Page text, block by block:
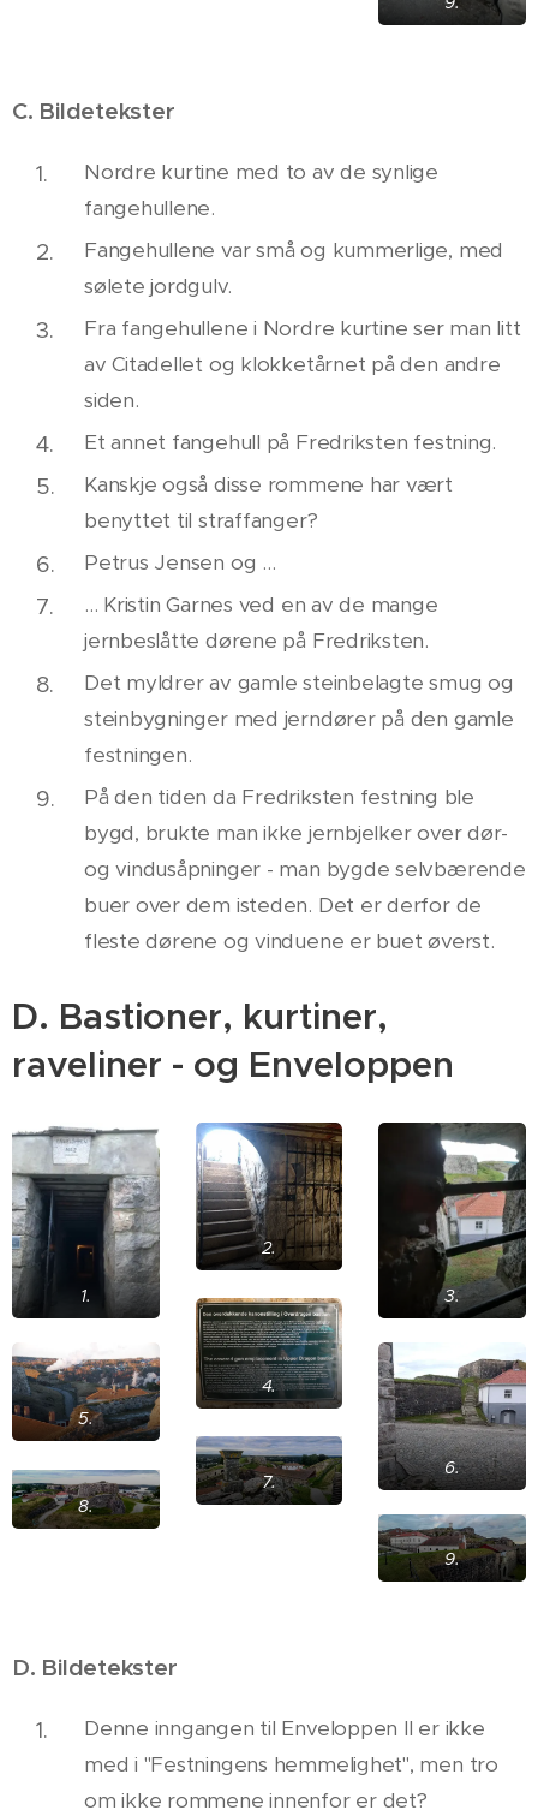
C. Bildetekster
Nordre kurtine med to av de synlige
fangehullene.
Fangehullene var små og kummerlige, med
sølete jordgulv.
Fra fangehullene i Nordre kurtine ser man litt
av Citadellet og klokketårnet på den andre
siden.
Et annet fangehull på Fredriksten festning.
Kanskje også disse rommene har vært
benyttet til straffanger?
Petrus Jensen og ...
... Kristin Garnes ved en av de mange
jernbeslåtte dørene på Fredriksten.
Det myldrer av gamle steinbelagte smug og
steinbygninger med jerndører på den gamle
festningen.
På den tiden da Fredriksten festning ble
bygd, brukte man ikke jernbjelker over dør-
og vindusåpninger - man bygde selvbærende
buer over dem isteden. Det er derfor de
fleste dørene og vinduene er buet øverst.
D. Bastioner, kurtiner,
raveliner - og Enveloppen
1.
2.
3.
4.
5.
6.
7.
8.
9.
D. Bildetekster
Denne inngangen til Enveloppen II er ikke
med i "Festningens hemmelighet", men tro
om ikke rommene innenfor er det?